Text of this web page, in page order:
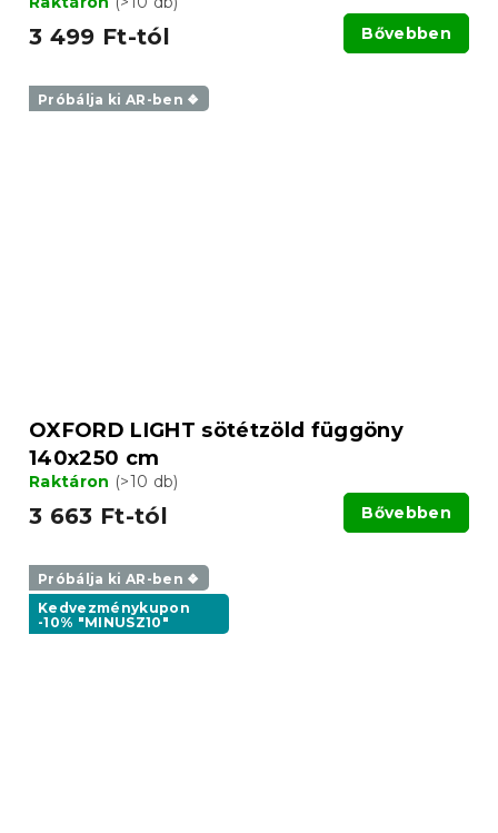
3 499 Ft-tól Bővebben
Próbálja ki AR-ben ❖
OXFORD LIGHT sötétzöld függöny
140x250 cm
Raktáron (>10 db)
3 663 Ft-tól Bővebben
Próbálja ki AR-ben ❖
Kedvezménykupon
-10% "MINUSZ10"